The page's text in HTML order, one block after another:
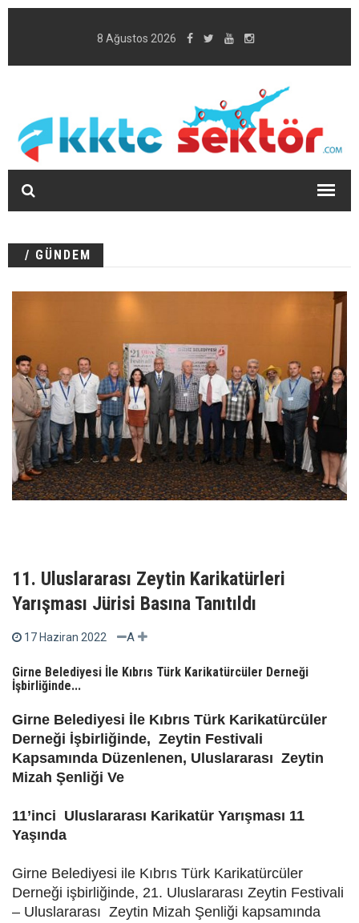
8 Ağustos 2026
/ GÜNDEM
11. Uluslararası Zeytin Karikatürleri
Yarışması Jürisi Basına Tanıtıldı
17 Haziran 2022 A
Girne Belediyesi İle Kıbrıs Türk Karikatürcüler Derneği
İşbirliğinde...
Girne Belediyesi İle Kıbrıs Türk Karikatürcüler
Derneği İşbirliğinde, Zeytin Festivali
Kapsamında Düzenlenen, Uluslararası Zeytin
Mizah Şenliği Ve
11’inci Uluslararası Karikatür Yarışması 11
Yaşında
Girne Belediyesi ile Kıbrıs Türk Karikatürcüler
Derneği işbirliğinde, 21. Uluslararası Zeytin Festivali
– Uluslararası Zeytin Mizah Şenliği kapsamında